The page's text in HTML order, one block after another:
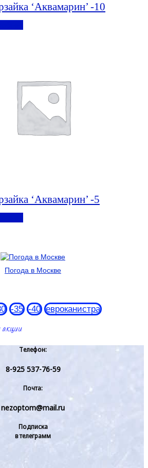
‘Аквамарин’ -10
‘Аквамарин’ -5
Погода в Москве
-35 -40 евроканистра
акции
Телефон:
8-925 537-76-59
Почта:
nezoptom@mail.ru
Подписка
в телеграмм